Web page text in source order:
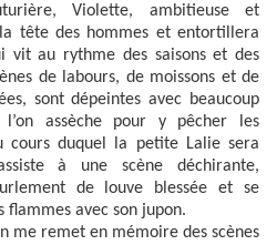
Violette, ambitieuse et
tête des hommes et entortillera
vit au rythme des saisons et des
de labours, de moissons et de
sont dépeintes avec beaucoup
l’on assèche pour y pêcher les
cours duquel la petite Lalie sera
à une scène déchirante,
de louve blessée et se
avec son jupon.
me remet en mémoire des scènes